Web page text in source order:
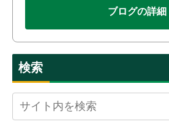
ブログの詳細
検索